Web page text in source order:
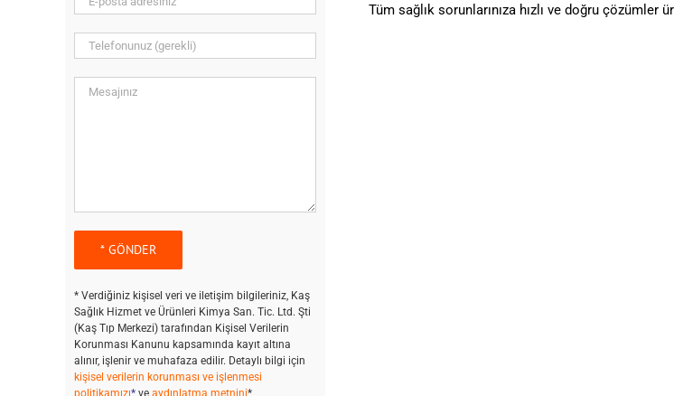
* Verdiğiniz kişisel veri ve iletişim bilgileriniz, Kaş
Sağlık Hizmet ve Ürünleri Kimya San. Tic. Ltd. Şti
(Kaş Tıp Merkezi) tarafından Kişisel Verilerin
Korunması Kanunu kapsamında kayıt altına
alınır, işlenir ve muhafaza edilir. Detaylı bilgi için
kişisel verilerin korunması ve işlenmesi
Tüm sağlık sorunlarınıza hızlı ve doğru çözümler